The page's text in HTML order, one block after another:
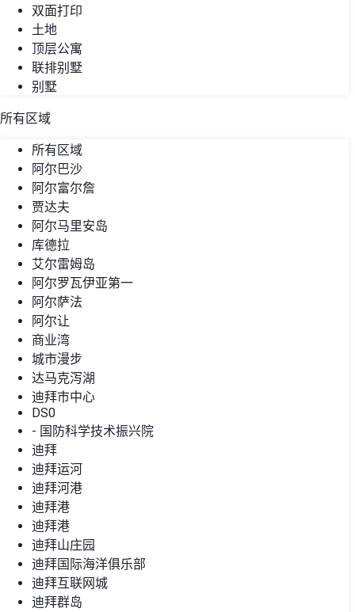
双面打印
土地
顶层公寓
联排别墅
别墅
所有区域
所有区域
阿尔巴沙
阿尔富尔詹
贾达夫
阿尔马里安岛
库德拉
艾尔雷姆岛
阿尔罗瓦伊亚第一
阿尔萨法
阿尔让
商业湾
城市漫步
达马克泻湖
迪拜市中心
DS0
- 国防科学技术振兴院
迪拜
迪拜运河
迪拜河港
迪拜港
迪拜港
迪拜山庄园
迪拜国际海洋俱乐部
迪拜互联网城
迪拜群岛